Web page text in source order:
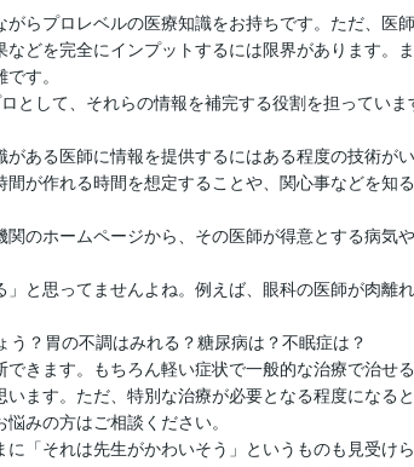
らプロレベルの医療知識をお持ちです。ただ、医
どを完全にインプットするには限界があります。
す。
として、それらの情報を補完する役割を担っていま
がある医師に情報を提供するにはある程度の技術が
が作れる時間を想定することや、関心事などを知
関のホームページから、その医師が得意とする病気
」と思ってませんよね。例えば、眼科の医師が肉離
う？胃の不調はみれる？糖尿病は？不眠症は？
できます。もちろん軽い症状で一般的な治療で治せ
ます。ただ、特別な治療が必要となる程度になる
みの方はご相談ください。
「それは先生がかわいそう」というものも見受け